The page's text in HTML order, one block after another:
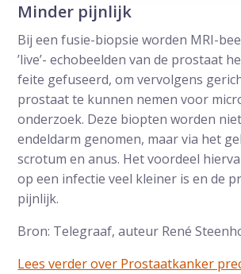
Minder pijnlijk
Bij een fusie-biopsie worden MRI-
’live’- echobeelden van de prostaat
feite gefuseerd, om vervolgens
prostaat te kunnen nemen voor
onderzoek. Deze biopten worden
endeldarm genomen, maar via het
scrotum en anus. Het voordeel
op een infectie veel kleiner is en de
pijnlijk.
Bron: Telegraaf, auteur René
Lees verder over Prostaatkanker